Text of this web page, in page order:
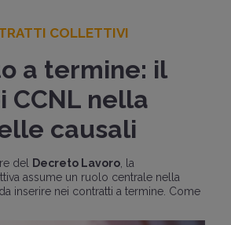
COLLETTIVI
a termine: il
CCNL nella
causali
del Decreto Lavoro, la
assume un ruolo centrale nella
inserire nei contratti a termine. Come